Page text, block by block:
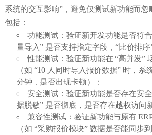
系统的交互影响”，避免仅测试新功能而忽
包括：
功能测试：验证新开发功能是否符
量导入” 是否支持指定字段，“比价排序
性能测试：验证新功能在 “高并发”
（如 “10 人同时导入报价数据” 时，系
分钟，是否出现卡顿）；
安全测试：验证新功能是否存在安
据脱敏” 是否彻底，是否存在越权访问
兼容性测试：验证新功能与原有
（如 “采购报价模块” 数据是否能同步